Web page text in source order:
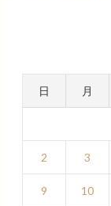
日 月
2 3
9 10